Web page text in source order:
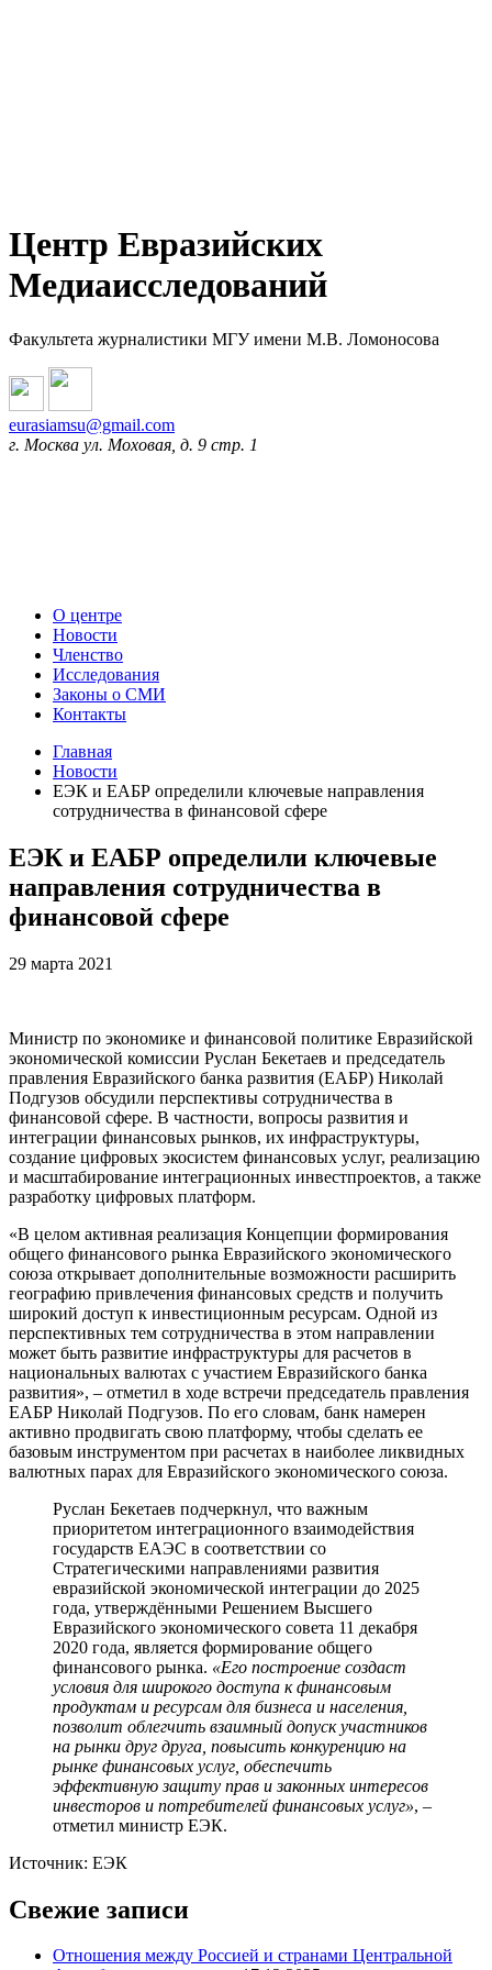
Центр Евразийских
Медиаисследований
Факультета журналистики МГУ имени М.В. Ломоносова
eurasiamsu@gmail.com
г. Москва ул. Моховая, д. 9 стр. 1
О центре
Новости
Членство
Исследования
Законы о СМИ
Контакты
Главная
Новости
ЕЭК и ЕАБР определили ключевые направления
сотрудничества в финансовой сфере
ЕЭК и ЕАБР определили ключевые
направления сотрудничества в
финансовой сфере
29 марта 2021
Министр по экономике и финансовой политике Евразийской
экономической комиссии Руслан Бекетаев и председатель
правления Евразийского банка развития (ЕАБР) Николай
Подгузов обсудили перспективы сотрудничества в
финансовой сфере. В частности, вопросы развития и
интеграции финансовых рынков, их инфраструктуры,
создание цифровых экосистем финансовых услуг, реализацию
и масштабирование интеграционных инвестпроектов, а также
разработку цифровых платформ.
«В целом активная реализация Концепции формирования
общего финансового рынка Евразийского экономического
союза открывает дополнительные возможности расширить
географию привлечения финансовых средств и получить
широкий доступ к инвестиционным ресурсам. Одной из
перспективных тем сотрудничества в этом направлении
может быть развитие инфраструктуры для расчетов в
национальных валютах с участием Евразийского банка
развития», – отметил в ходе встречи председатель правления
ЕАБР Николай Подгузов. По его словам, банк намерен
активно продвигать свою платформу, чтобы сделать ее
базовым инструментом при расчетах в наиболее ликвидных
валютных парах для Евразийского экономического союза.
Руслан Бекетаев подчеркнул, что важным
приоритетом интеграционного взаимодействия
государств ЕАЭС в соответствии со
Стратегическими направлениями развития
евразийской экономической интеграции до 2025
года, утверждёнными Решением Высшего
Евразийского экономического совета 11 декабря
2020 года, является формирование общего
финансового рынка. «Его построение создаст
условия для широкого доступа к финансовым
продуктам и ресурсам для бизнеса и населения,
позволит облегчить взаимный допуск участников
на рынки друг друга, повысить конкуренцию на
рынке финансовых услуг, обеспечить
эффективную защиту прав и законных интересов
инвесторов и потребителей финансовых услуг», –
отметил министр ЕЭК.
Источник: ЕЭК
Свежие записи
Отношения между Россией и странами Центральной